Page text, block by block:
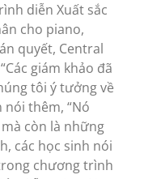
diễn Xuất sắc
cho piano,
quyết, Central
giám khảo đã
tôi ý tưởng về
nói thêm, “Nó
còn là những
các học sinh nói
chương trình